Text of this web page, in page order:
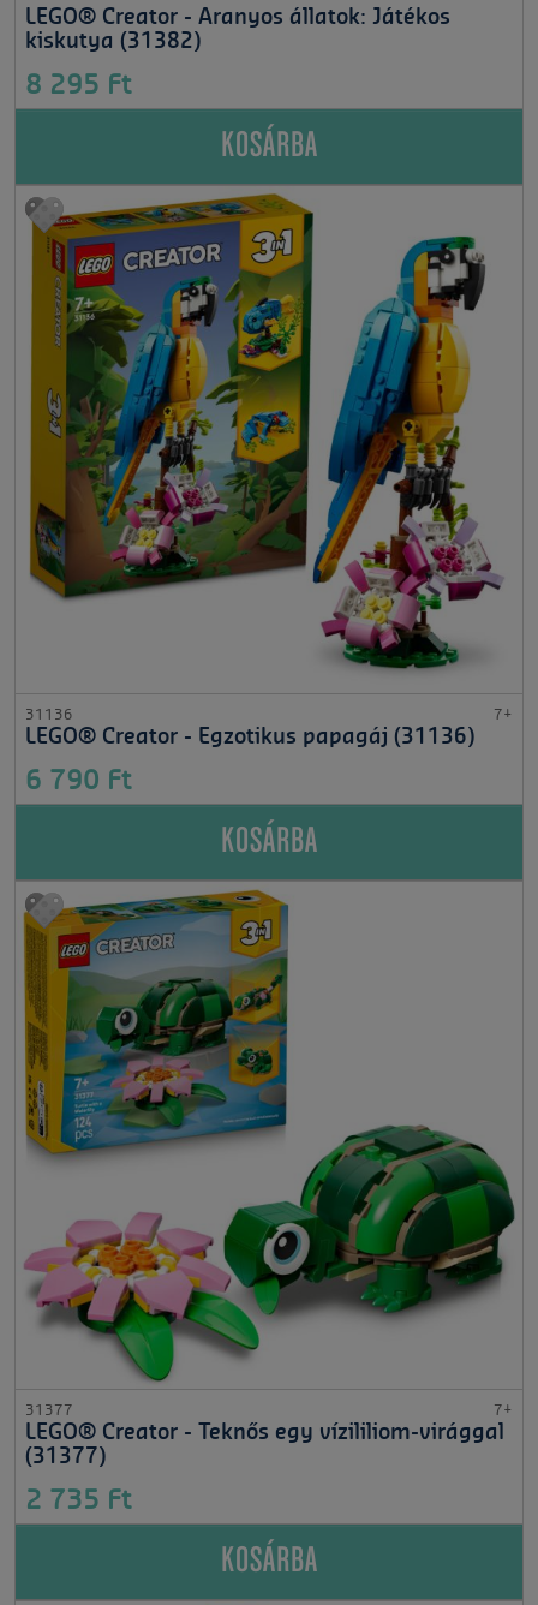
LEGO® Creator - Aranyos állatok: Játékos
kiskutya (31382)
8 295 Ft
KOSÁRBA
31136 7+
LEGO® Creator - Egzotikus papagáj (31136)
6 790 Ft
KOSÁRBA
31377 7+
LEGO® Creator - Teknős egy vízililiom-virággal
(31377)
2 735 Ft
KOSÁRBA